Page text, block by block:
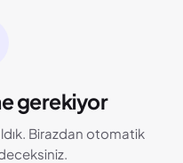
gerekiyor
Birazdan otomatik